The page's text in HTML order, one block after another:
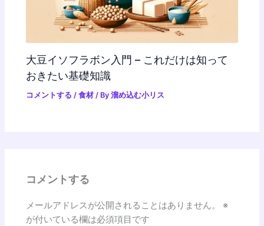
大豆イソフラボン入門 – これだけは知って
おきたい基礎知識
コメントする /食材 / By溜め込む小リス
コメントする
メールアドレスが公開されることはありません。
※
が付いている欄は必須項目です